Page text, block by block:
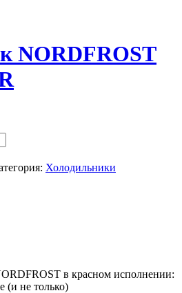
NORDFROST
Холодильники
в красном исполнении:
(и не только)